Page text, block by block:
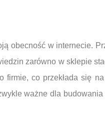
obecność w internecie.
zarówno w sklepie
firmie, co przekłada się
ważne dla budowania